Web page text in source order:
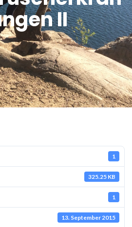
II
1
325.25 KB
1
13. September 2015